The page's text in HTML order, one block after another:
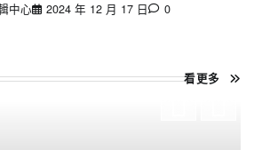
中心 2024 年 12 月 17 日 0
看更多